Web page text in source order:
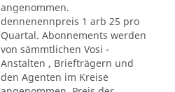
angenommen.
dennenennpreis 1 arb 25 pro
Quartal. Abonnements werden
von sämmtlichen Vosi -
Anstalten , Briefträgern und
den Agenten im Kreise